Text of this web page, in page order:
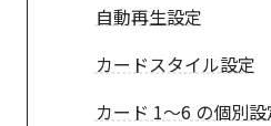
自動再生設定
カードスタイル設定
カード 1〜6 の個別設